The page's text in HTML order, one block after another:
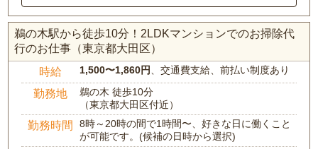
鵜の木駅から徒歩10分！2LDKマンションでのお掃除代
行のお仕事（東京都大田区）
時給 1,500〜1,860円 、交通費支給、前払い制度あり
勤務地
鵜の木 徒歩10分
（東京都大田区付近）
勤務時間
8時～20時の間で1時間〜、好きな日に働くこと
が可能です。(候補の日時から選択)